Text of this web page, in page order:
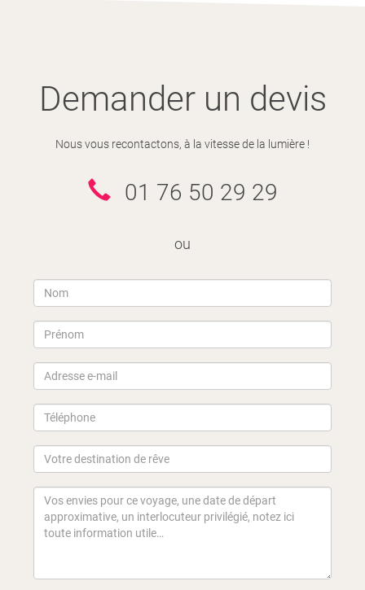
Demander un devis
Nous vous recontactons, à la vitesse de la lumière !
01 76 50 29 29
ou